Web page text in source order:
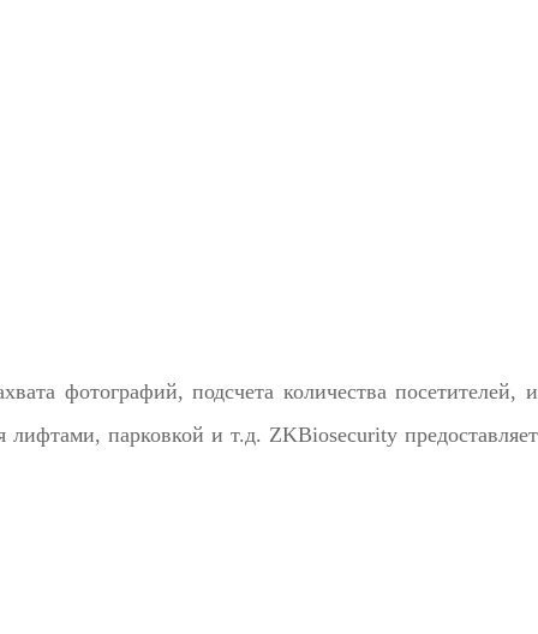
фотографий, подсчета количества посетителей, и
парковкой и т.д. ZKBiosecurity предоставляет